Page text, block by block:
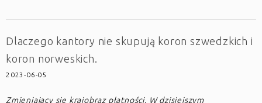
Dlaczego kantory nie skupują koron szwedzkich i
koron norweskich.
2023-06-05
Zmieniający się krajobraz płatności. W dzisiejszym